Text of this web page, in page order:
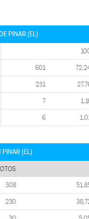
PINAR (EL)
601
231
7
6
PINAR (EL)
308
230